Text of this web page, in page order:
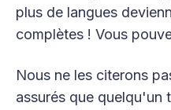
plus de langues
complètes ! Vous
Nous ne les citerons
assurés que quelqu'un